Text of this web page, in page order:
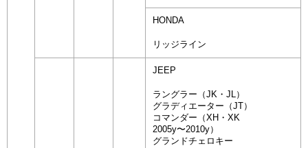
HONDA
リッジライン
JEEP
ラングラー（JK・JL）
グラディエーター（JT）
コマンダー（XH・XK
2005y〜2010y）
グランドチェロキー